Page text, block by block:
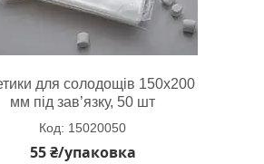
для солодощів 150х200
мм під зав’язку, 50 шт
15020050
55 ₴/упаковка